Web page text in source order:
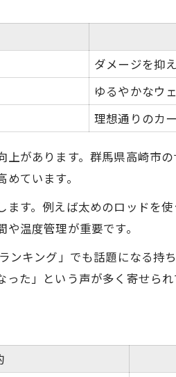
る理由まとめ
ンズパーマの魅力
短スタイリングダメージを抑
ゆるやかなウ
理想通りのカ
があります。群馬県高崎市
ています。
す。例えば太めのロッドを
温度管理が重要です。
キング」でも話題になる持
た」という声が多く寄せられ